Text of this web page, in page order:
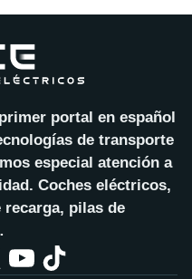
portal en español
de transporte
especial atención a
Coches eléctricos,
pilas de